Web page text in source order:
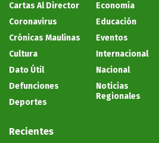
Cartas Al Director
Coronavirus
Crónicas Maulinas
Cultura
Dato Útil
Defunciones
Deportes
Economía
Educación
Eventos
Internacional
Nacional
Noticias
Regionales
Recientes